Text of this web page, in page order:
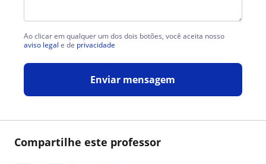
Compartilhe este professor
Ao clicar em qualquer um dos dois botões, você aceita nosso
aviso legal e de privacidade
Enviar mensagem